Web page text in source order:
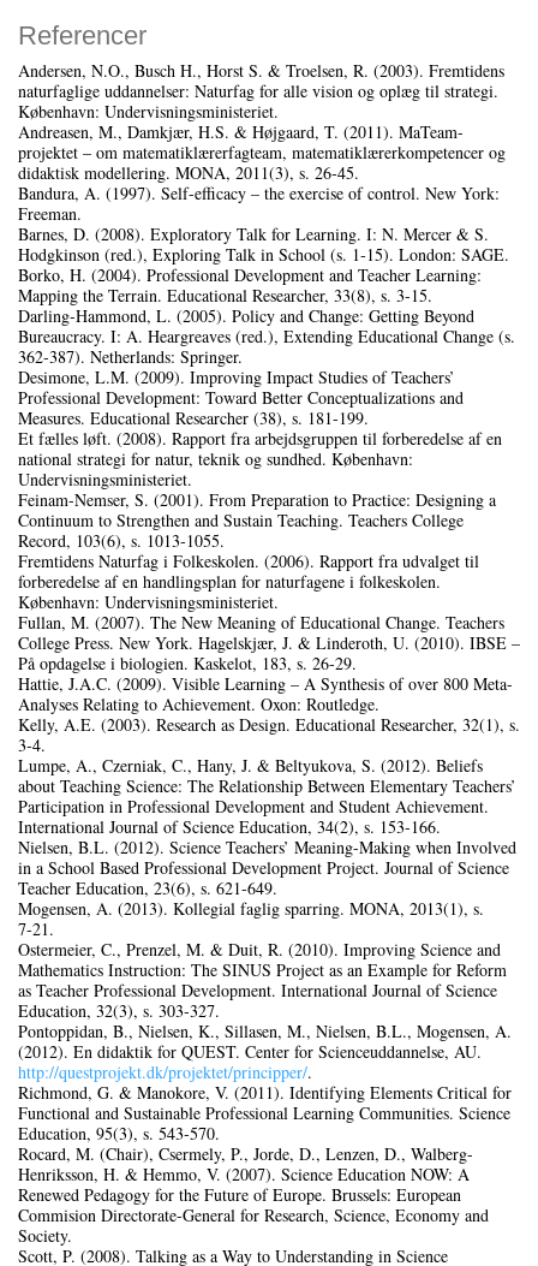
Referencer
Andersen, N.O., Busch H., Horst S. & Troelsen, R. (2003). Fremtidens
naturfaglige uddannelser: Naturfag for alle vision og oplæg til strategi.
København: Undervisningsministeriet.
Andreasen, M., Damkjær, H.S. & Højgaard, T. (2011). MaTeam-
projektet – om matematiklærerfagteam, matematiklærerkompetencer og
didaktisk modellering. MONA, 2011(3), s. 26‑45.
Bandura, A. (1997). Self-efficacy – the exercise of control. New York:
Freeman.
Barnes, D. (2008). Exploratory Talk for Learning. I: N. Mercer & S.
Hodgkinson (red.), Exploring Talk in School (s. 1‑15). London: SAGE.
Borko, H. (2004). Professional Development and Teacher Learning:
Mapping the Terrain. Educational Researcher, 33(8), s. 3‑15.
Darling-Hammond, L. (2005). Policy and Change: Getting Beyond
Bureaucracy. I: A. Heargreaves (red.), Extending Educational Change (s.
362‑387). Netherlands: Springer.
Desimone, L.M. (2009). Improving Impact Studies of Teachers’
Professional Development: Toward Better Conceptualizations and
Measures. Educational Researcher (38), s. 181‑199.
Et fælles løft. (2008). Rapport fra arbejdsgruppen til forberedelse af en
national strategi for natur, teknik og sundhed. København:
Undervisningsministeriet.
Feinam-Nemser, S. (2001). From Preparation to Practice: Designing a
Continuum to Strengthen and Sustain Teaching. Teachers College
Record, 103(6), s. 1013‑1055.
Fremtidens Naturfag i Folkeskolen. (2006). Rapport fra udvalget til
forberedelse af en handlingsplan for naturfagene i folkeskolen.
København: Undervisningsministeriet.
Fullan, M. (2007). The New Meaning of Educational Change. Teachers
College Press. New York. Hagelskjær, J. & Linderoth, U. (2010). IBSE –
På opdagelse i biologien. Kaskelot, 183, s. 26‑29.
Hattie, J.A.C. (2009). Visible Learning – A Synthesis of over 800 Meta-
Analyses Relating to Achievement. Oxon: Routledge.
Kelly, A.E. (2003). Research as Design. Educational Researcher, 32(1), s.
3‑4.
Lumpe, A., Czerniak, C., Hany, J. & Beltyukova, S. (2012). Beliefs
about Teaching Science: The Relationship Between Elementary Teachers’
Participation in Professional Development and Student Achievement.
International Journal of Science Education, 34(2), s. 153‑166.
Nielsen, B.L. (2012). Science Teachers’ Meaning-Making when Involved
in a School Based Professional Development Project. Journal of Science
Teacher Education, 23(6), s. 621‑649.
Mogensen, A. (2013). Kollegial faglig sparring. MONA, 2013(1), s.
7‑21.
Ostermeier, C., Prenzel, M. & Duit, R. (2010). Improving Science and
Mathematics Instruction: The SINUS Project as an Example for Reform
as Teacher Professional Development. International Journal of Science
Education, 32(3), s. 303‑327.
Pontoppidan, B., Nielsen, K., Sillasen, M., Nielsen, B.L., Mogensen, A.
(2012). En didaktik for QUEST. Center for Scienceuddannelse, AU.
http://questprojekt.dk/projektet/principper/.
Richmond, G. & Manokore, V. (2011). Identifying Elements Critical for
Functional and Sustainable Professional Learning Communities. Science
Education, 95(3), s. 543‑570.
Rocard, M. (Chair), Csermely, P., Jorde, D., Lenzen, D., Walberg-
Henriksson, H. & Hemmo, V. (2007). Science Education NOW: A
Renewed Pedagogy for the Future of Europe. Brussels: European
Commision Directorate-General for Research, Science, Economy and
Society.
Scott, P. (2008). Talking as a Way to Understanding in Science